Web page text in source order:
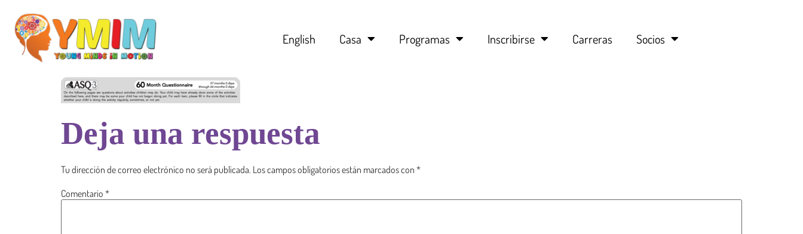
English Casa Programas Inscribirse Carreras Socios
Deja una respuesta
Tu dirección de correo electrónico no será publicada. Los campos obligatorios están marcados con *
Comentario *